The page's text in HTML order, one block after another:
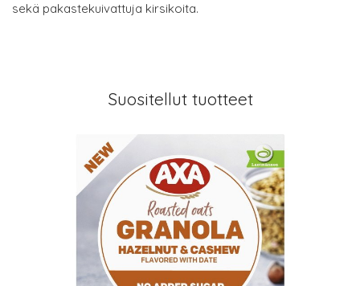
sekä pakastekuivattuja kirsikoita.
Suositellut tuotteet